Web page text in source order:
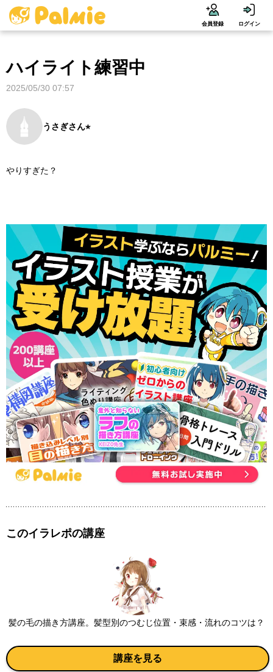
会員登録 ログイン
ハイライト練習中
2025/05/30 07:57
うさぎさん⭐︎
やりすぎた？
このイラレポの講座
髪の毛の描き方講座。髪型別のつむじ位置・束感・流れのコツは？
講座を見る